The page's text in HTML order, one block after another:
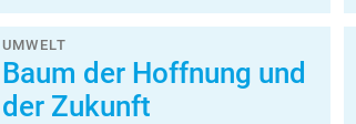
UMWELT
Baum der Hoffnung und
der Zukunft